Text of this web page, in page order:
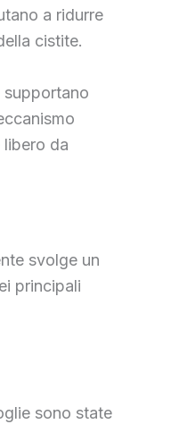
a ridurre
cistite.
supportano
da
svolge un
principali
sono state